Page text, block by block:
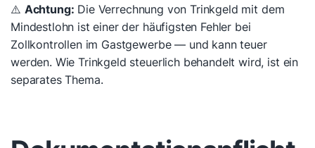
⚠️ Achtung: Die Verrechnung von Trinkgeld mit dem
Mindestlohn ist einer der häufigsten Fehler bei
Zollkontrollen im Gastgewerbe — und kann teuer
werden. Wie Trinkgeld steuerlich behandelt wird, ist ein
separates Thema.